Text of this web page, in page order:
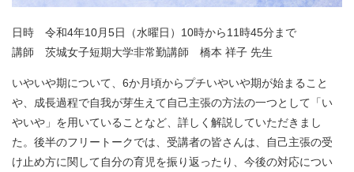
日時 令和4年10月5日（水曜日）10時から11時45分まで
講師 茨城女子短期大学非常勤講師 橋本 祥子 先生
いやいや期について、6か月頃からプチいやいや期が始まること
や、成長過程で自我が芽生えて自己主張の方法の一つとして「い
やいや」を用いていることなど、詳しく解説していただきまし
た。後半のフリートークでは、受講者の皆さんは、自己主張の受
け止め方に関して自分の育児を振り返ったり、今後の対応につい